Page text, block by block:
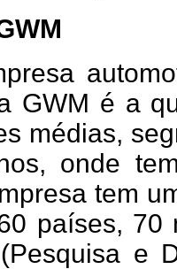
GWM é a
médias,
onde
tem
países, 70
e